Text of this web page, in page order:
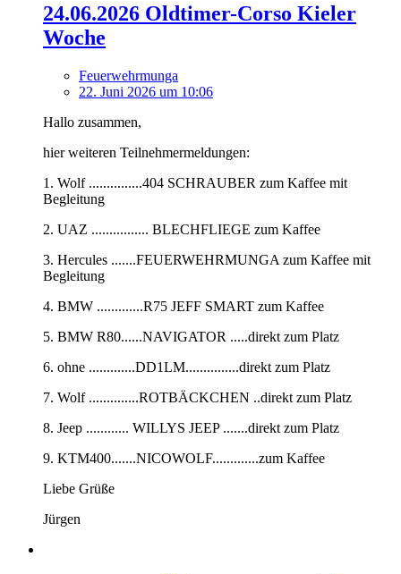
24.06.2026 Oldtimer-Corso Kieler
Woche
Feuerwehrmunga
22. Juni 2026 um 10:06
Hallo zusammen,
hier weiteren Teilnehmermeldungen:
1. Wolf ...............404 SCHRAUBER zum Kaffee mit
Begleitung
2. UAZ ................ BLECHFLIEGE zum Kaffee
3. Hercules .......FEUERWEHRMUNGA zum Kaffee mit
Begleitung
4. BMW .............R75 JEFF SMART zum Kaffee
5. BMW R80......NAVIGATOR .....direkt zum Platz
6. ohne .............DD1LM...............direkt zum Platz
7. Wolf ..............ROTBÄCKCHEN ..direkt zum Platz
8. Jeep ............ WILLYS JEEP .......direkt zum Platz
9. KTM400.......NICOWOLF.............zum Kaffee
Liebe Grüße
Jürgen